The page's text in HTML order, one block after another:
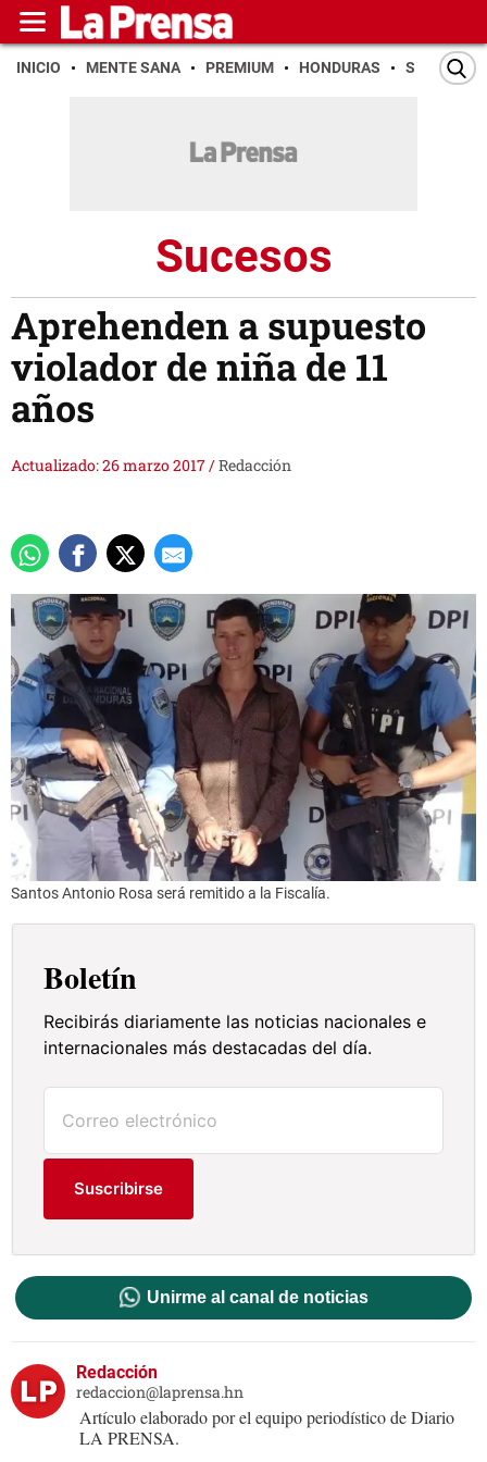
INICIO MENTE SANA PREMIUM HONDURAS SAN PEDRO
Sucesos
Aprehenden a supuesto
violador de niña de 11
años
Actualizado: 26 marzo 2017/Redacción
Santos Antonio Rosa será remitido a la Fiscalía.
Boletín
Recibirás diariamente las noticias nacionales e
internacionales más destacadas del día.
Suscribirse
Unirme al canal de noticias
Redacción
redaccion@laprensa.hn
Artículo elaborado por el equipo periodístico de Diario
LA PRENSA.